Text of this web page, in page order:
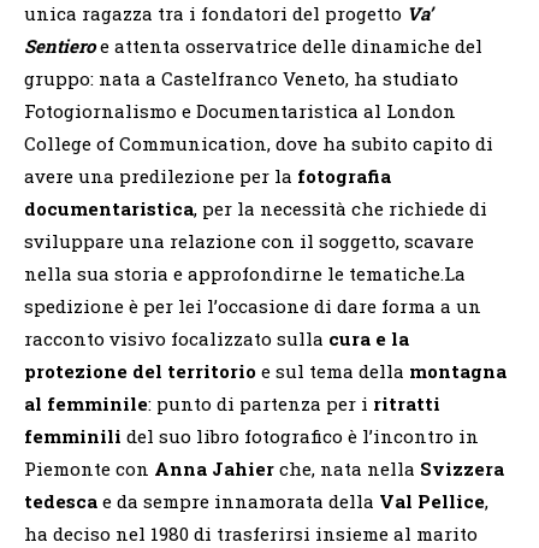
unica ragazza tra i fondatori del progetto Va’
Sentieroe attenta osservatrice delle dinamiche del
gruppo: nata a Castelfranco Veneto, ha studiato
Fotogiornalismo e Documentaristica al London
College of Communication, dove ha subito capito di
avere una predilezione per la fotografia
documentaristica, per la necessità che richiede di
sviluppare una relazione con il soggetto, scavare
nella sua storia e approfondirne le tematiche.La
spedizione è per lei l’occasione di dare forma a un
racconto visivo focalizzato sulla cura e la
protezione del territorio e sul tema della montagna
al femminile: punto di partenza per i ritratti
femminili del suo libro fotografico è l’incontro in
Piemonte con Anna Jahier che, nata nella Svizzera
tedesca e da sempre innamorata della Val Pellice,
ha deciso nel 1980 di trasferirsi insieme al marito